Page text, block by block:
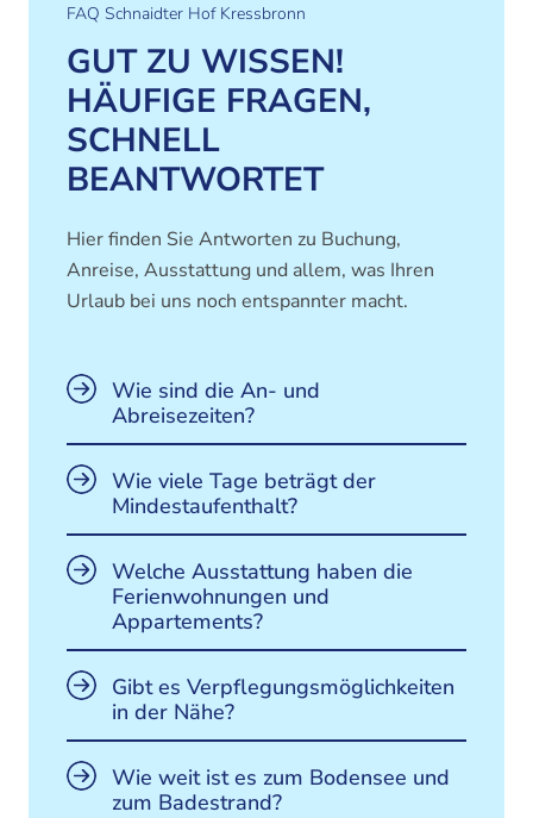
FAQ Schnaidter Hof Kressbronn
GUT ZU WISSEN!
HÄUFIGE FRAGEN,
SCHNELL
BEANTWORTET
Hier finden Sie Antworten zu Buchung,
Anreise, Ausstattung und allem, was Ihren
Urlaub bei uns noch entspannter macht.
Wie sind die An- und
Abreisezeiten?
Wie viele Tage beträgt der
Mindestaufenthalt?
Welche Ausstattung haben die
Ferienwohnungen und
Appartements?
Gibt es Verpflegungsmöglichkeiten
in der Nähe?
Wie weit ist es zum Bodensee und
zum Badestrand?